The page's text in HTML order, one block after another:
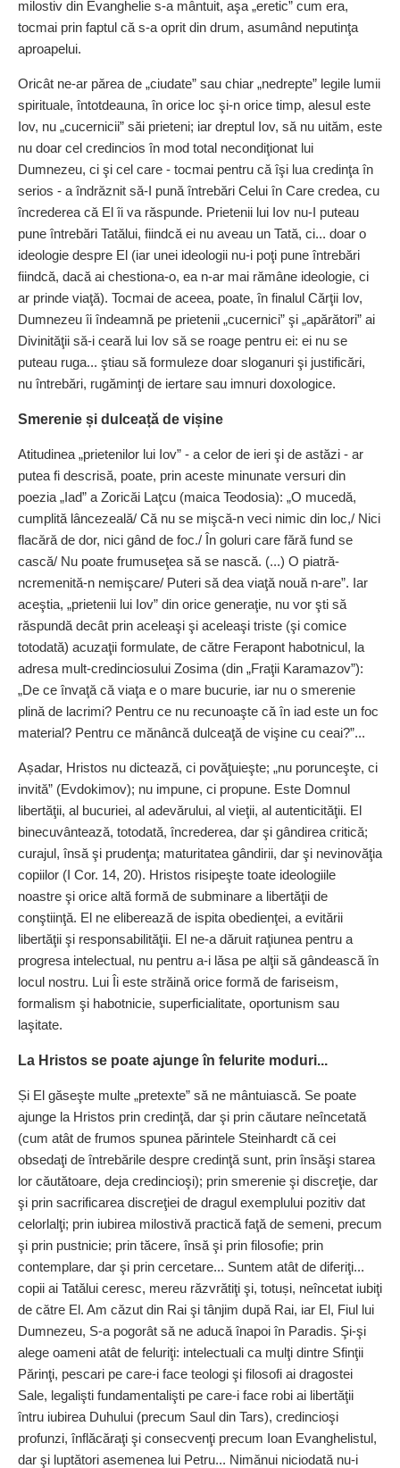
milostiv din Evanghelie s-a mântuit, aşa „eretic” cum era,
tocmai prin faptul că s-a oprit din drum, asumând neputinţa
aproapelui.
Oricât ne-ar părea de „ciudate” sau chiar „nedrepte” legile lumii
spirituale, întotdeauna, în orice loc şi-n orice timp, alesul este
Iov, nu „cucernicii” săi prieteni; iar dreptul Iov, să nu uităm, este
nu doar cel credincios în mod total necondiţionat lui
Dumnezeu, ci şi cel care - tocmai pentru că îşi lua credinţa în
serios - a îndrăznit să-I pună întrebări Celui în Care credea, cu
încrederea că El îi va răspunde. Prietenii lui Iov nu-I puteau
pune întrebări Tatălui, fiindcă ei nu aveau un Tată, ci... doar o
ideologie despre El (iar unei ideologii nu-i poţi pune întrebări
fiindcă, dacă ai chestiona-o, ea n-ar mai rămâne ideologie, ci
ar prinde viaţă). Tocmai de aceea, poate, în finalul Cărţii Iov,
Dumnezeu îi îndeamnă pe prietenii „cucernici” şi „apărători” ai
Divinităţii să-i ceară lui Iov să se roage pentru ei: ei nu se
puteau ruga... ştiau să formuleze doar sloganuri şi justificări,
nu întrebări, rugăminţi de iertare sau imnuri doxologice.
Smerenie și dulceață de vișine
Atitudinea „prietenilor lui Iov” - a celor de ieri şi de astăzi - ar
putea fi descrisă, poate, prin aceste minunate versuri din
poezia „Iad” a Zoricăi Laţcu (maica Teodosia): „O mucedă,
cumplită lâncezeală/ Că nu se mişcă-n veci nimic din loc,/ Nici
flacără de dor, nici gând de foc./ În goluri care fără fund se
cască/ Nu poate frumuseţea să se nască. (...) O piatră-
ncremenită-n nemişcare/ Puteri să dea viaţă nouă n-are”. Iar
aceştia, „prietenii lui Iov” din orice generaţie, nu vor şti să
răspundă decât prin aceleaşi şi aceleaşi triste (şi comice
totodată) acuzaţii formulate, de către Ferapont habotnicul, la
adresa mult-credinciosului Zosima (din „Fraţii Karamazov”):
„De ce învaţă că viaţa e o mare bucurie, iar nu o smerenie
plină de lacrimi? Pentru ce nu recunoaşte că în iad este un foc
material? Pentru ce mănâncă dulceaţă de vişine cu ceai?”...
Așadar, Hristos nu dictează, ci povăţuieşte; „nu porunceşte, ci
invită” (Evdokimov); nu impune, ci propune. Este Domnul
libertăţii, al bucuriei, al adevărului, al vieţii, al autenticităţii. El
binecuvântează, totodată, încrederea, dar şi gândirea critică;
curajul, însă şi prudenţa; maturitatea gândirii, dar şi nevinovăţia
copiilor (I Cor. 14, 20). Hristos risipeşte toate ideologiile
noastre şi orice altă formă de subminare a libertăţii de
conştiinţă. El ne eliberează de ispita obedienţei, a evitării
libertăţii şi responsabilităţii. El ne-a dăruit raţiunea pentru a
progresa intelectual, nu pentru a-i lăsa pe alţii să gândească în
locul nostru. Lui Îi este străină orice formă de fariseism,
formalism şi habotnicie, superficialitate, oportunism sau
laşitate.
La Hristos se poate ajunge în felurite moduri...
Și El găseşte multe „pretexte” să ne mântuiască. Se poate
ajunge la Hristos prin credinţă, dar şi prin căutare neîncetată
(cum atât de frumos spunea părintele Steinhardt că cei
obsedaţi de întrebările despre credinţă sunt, prin însăşi starea
lor căutătoare, deja credincioşi); prin smerenie şi discreţie, dar
şi prin sacrificarea discreţiei de dragul exemplului pozitiv dat
celorlalţi; prin iubirea milostivă practică faţă de semeni, precum
şi prin pustnicie; prin tăcere, însă şi prin filosofie; prin
contemplare, dar şi prin cercetare... Suntem atât de diferiţi...
copii ai Tatălui ceresc, mereu răzvrătiţi şi, totuși, neîncetat iubiţi
de către El. Am căzut din Rai şi tânjim după Rai, iar El, Fiul lui
Dumnezeu, S-a pogorât să ne aducă înapoi în Paradis. Şi-şi
alege oameni atât de feluriţi: intelectuali ca mulţi dintre Sfinţii
Părinţi, pescari pe care-i face teologi şi filosofi ai dragostei
Sale, legalişti fundamentalişti pe care-i face robi ai libertăţii
întru iubirea Duhului (precum Saul din Tars), credincioşi
profunzi, înflăcăraţi şi consecvenţi precum Ioan Evanghelistul,
dar şi luptători asemenea lui Petru... Nimănui niciodată nu-i